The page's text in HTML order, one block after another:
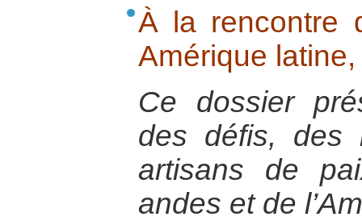
À la rencontre
Amérique
Ce dossier
des défis, des
artisans de
andes et de